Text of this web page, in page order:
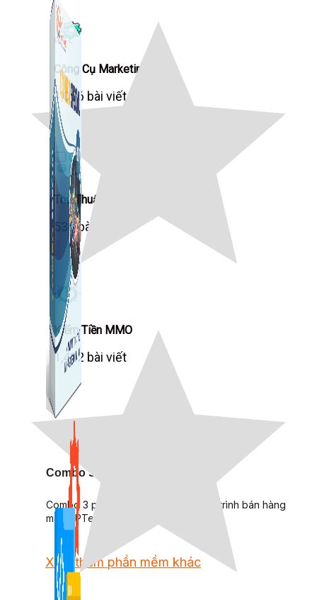
Công Cụ Marketing
1,066 bài viết
Thủ Thuật Facebook
536 bài viết
Kiếm Tiền MMO
1,422 bài viết
Combo Special
Combo 3 phần mềm tự chọn: chương trình bán hàng
mà ATPTeam triển khai.
Xem thêm phần mềm khác